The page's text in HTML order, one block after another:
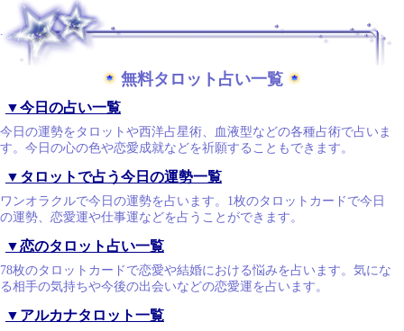
無料タロット占い一覧
▼今日の占い一覧
今日の運勢をタロットや西洋占星術、血液型などの各種占術で占いま
す。今日の心の色や恋愛成就などを祈願することもできます。
▼タロットで占う今日の運勢一覧
ワンオラクルで今日の運勢を占います。1枚のタロットカードで今日
の運勢、恋愛運や仕事運などを占うことができます。
▼恋のタロット占い一覧
78枚のタロットカードで恋愛や結婚における悩みを占います。気にな
る相手の気持ちや今後の出会いなどの恋愛運を占います。
▼アルカナタロット一覧